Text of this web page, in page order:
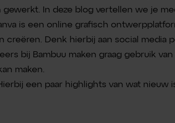
In deze blog vertellen we je
is een online grafisch
Denk hierbij aan social media
bij Bambuu maken graag gebruik
maken.
een paar highlights van wat nieuw